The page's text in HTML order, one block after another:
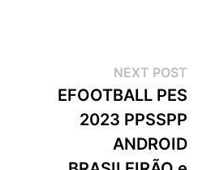
NEXT POST
EFOOTBALL PES
2023 PPSSPP
ANDROID